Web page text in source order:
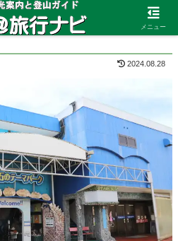
2024.08.28
メニュー